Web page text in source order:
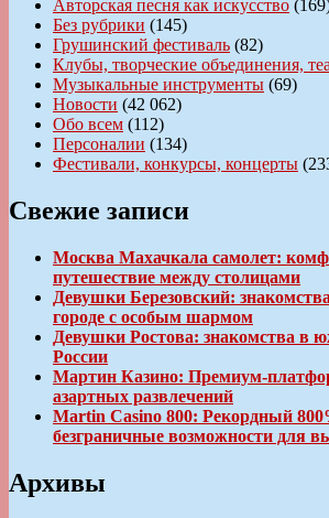
Авторская песня как искусство
Без рубрики (145)
Грушинский фестиваль (82)
Клубы, творческие объединения,
Музыкальные инструменты (69)
Новости (42 062)
Обо всем (112)
Персоналии (134)
Фестивали, конкурсы, концерты
Свежие записи
Москва Махачкала самолет:
путешествие между столицами
Девушки Березовский:
городе с особым шармом
Девушки Ростова: знакомства в
России
Мартин Казино: Премиум-
азартных развлечений
Martin Casino 800: Рекордный
безграничные возможности для
Архивы